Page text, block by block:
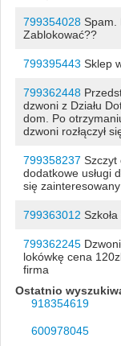
799354028Spam.
Zablokować??
799395443 Sklep
799362448
dzwoni z Działu
dom. Po
dzwoni rozłączył
799358237 Szczyt
dodatkowe usługi
się zainteresowany
799363012
799362245
lokówkę cena
firma
Ostatnio
918354619
600978045